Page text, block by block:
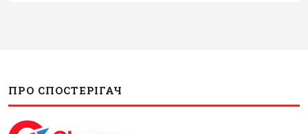
ПРО СПОСТЕРІГАЧ